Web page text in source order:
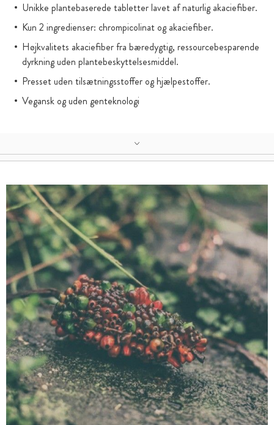
Unikke plantebaserede tabletter lavet af naturlig akaciefiber.
Kun 2 ingredienser: chrompicolinat og akaciefiber.
Højkvalitets akaciefiber fra bæredygtig, ressourcebesparende
dyrkning uden plantebeskyttelsesmiddel.
Presset uden tilsætningsstoffer og hjælpestoffer.
Vegansk og uden genteknologi